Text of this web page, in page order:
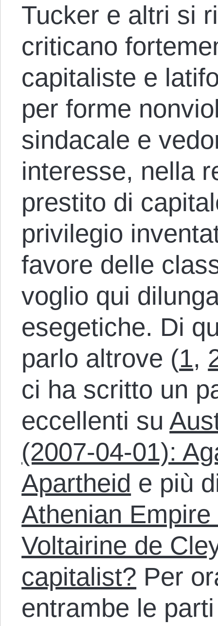
Tucker e altri si
criticano
capitaliste e
per forme
sindacale e
interesse, nella
prestito di
privilegio
favore delle
voglio qui
esegetiche. Di
parlo altrove (1,
ci ha scritto un
eccellenti su
(2007-04-01):
Apartheid e più
Athenian
Voltairine de
capitalist? Per
entrambe le